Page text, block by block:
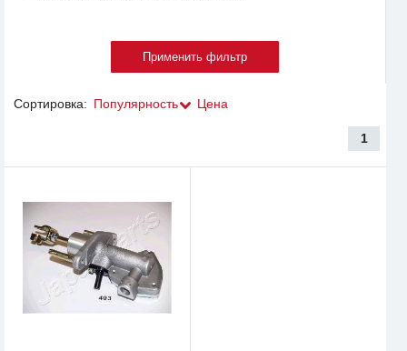
Сортировка: Популярность Цена
1